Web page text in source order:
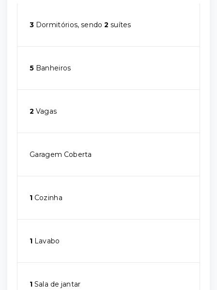
3 Dormitórios, sendo2 suítes
5 Banheiros
2 Vagas
Garagem Coberta
1 Cozinha
1 Lavabo
1 Sala de jantar